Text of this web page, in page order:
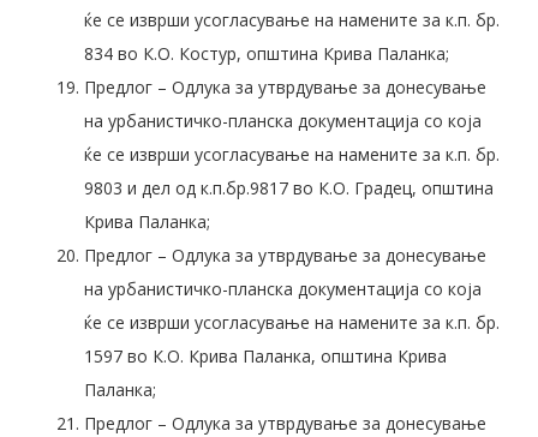
ќе се изврши усогласување на намените за к.п. бр.
834 во К.О. Костур, општина Крива Паланка;
Предлог – Одлука за утврдување за донесување
на урбанистичко-планска документација со која
ќе се изврши усогласување на намените за к.п. бр.
9803 и дел од к.п.бр.9817 во К.О. Градец, општина
Крива Паланка;
Предлог – Одлука за утврдување за донесување
на урбанистичко-планска документација со која
ќе се изврши усогласување на намените за к.п. бр.
1597 во К.О. Крива Паланка, општина Крива
Паланка;
Предлог – Одлука за утврдување за донесување